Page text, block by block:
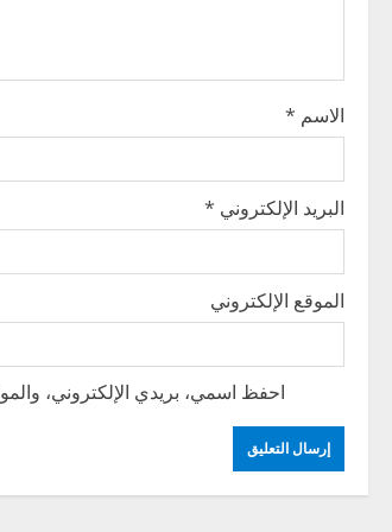
i
o
n
الاسم *
البريد الإلكتروني *
الموقع الإلكتروني
احفظ اسمي، بريدي الإلكتروني،